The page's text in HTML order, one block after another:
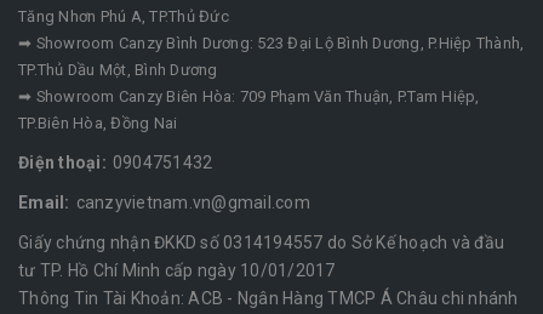
Tăng Nhơn Phú A, TP.Thủ Đức
➡ Showroom Canzy Bình Dương: 523 Đại Lộ Bình Dương, P.Hiệp Thành,
TP.Thủ Dầu Một, Bình Dương
➡ Showroom Canzy Biên Hòa: 709 Phạm Văn Thuận, P.Tam Hiệp,
TP.Biên Hòa, Đồng Nai
Điện thoại: 0904751432
Email: canzyvietnam.vn@gmail.com
Giấy chứng nhận ĐKKD số 0314194557 do Sở Kế hoạch và đầu
tư TP. Hồ Chí Minh cấp ngày 10/01/2017
Thông Tin Tài Khoản: ACB - Ngân Hàng TMCP Á Châu chi nhánh